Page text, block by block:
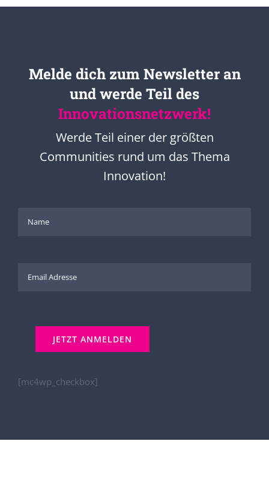
Melde dich zum Newsletter an
und werde Teil des
Innovationsnetzwerk!
Werde Teil einer der größten
Communities rund um das Thema